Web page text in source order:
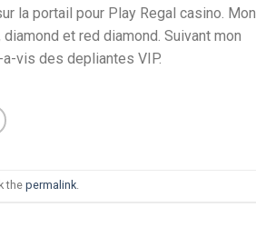
la portail pour Play Regal casino. Mon
et red diamond. Suivant mon
vis des depliantes VIP.
thepermalink.